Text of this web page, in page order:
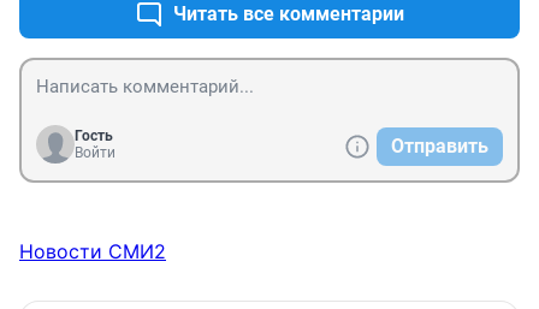
Читать все комментарии
Гость
Войти
Отправить
Новости СМИ2